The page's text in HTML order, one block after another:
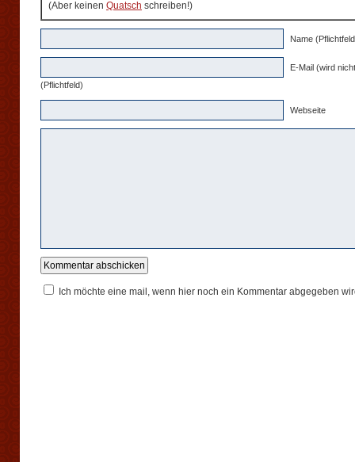
(Aber keinen Quatsch schreiben!)
Name
E-Mail (wird
(Pflichtfeld)
Webseite
Ich möchte eine mail, wenn hier noch ein Kommentar abgegeben